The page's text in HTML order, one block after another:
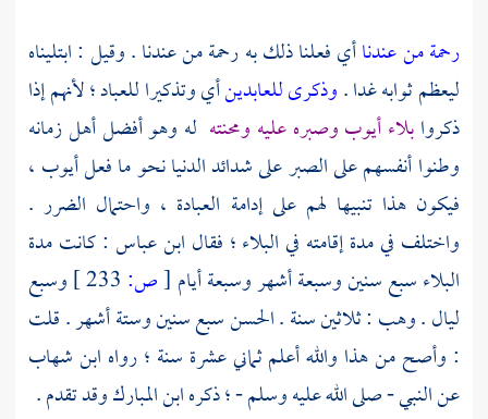
رحمة من عندناأي فعلنا ذلك به رحمة من عندنا . وقيل : ابتليناه
ليعظم ثوابه غدا .وذكرى للعابدينأي وتذكيرا للعباد ؛ لأنهم إذا
ذكروابلاءأيوبوصبره عليه ومحنته له وهو أفضل أهل زمانه
وطنوا أنفسهم على الصبر على شدائد الدنيا نحو ما فعلأيوب ،
فيكون هذا تنبيها لهم على إدامة العبادة ، واحتمال الضرر .
واختلف في مدة إقامته في البلاء ؛ فقال ابن عباس : كانت مدة
البلاء سبع سنين وسبعة أشهر وسبعة أيام [ص:
وسبع
ليال .وهب : ثلاثين سنة .الحسنسبع سنين وستة أشهر . قلت
: وأصح من هذا والله أعلم ثماني عشرة سنة ؛ رواه ابن شهاب
عن النبي - صلى الله عليه وسلم - ؛ ذكرهابن المباركوقد تقدم .